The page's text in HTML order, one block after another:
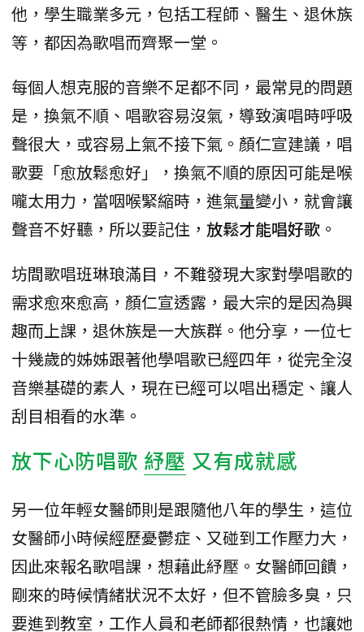
他，學生職業多元，包括工程師、醫生、退休族
等，都因為歌唱而齊聚一堂。
每個人想克服的音樂不足都不同，最常見的問題
是，換氣不順、唱歌容易沒氣，導致演唱時呼吸
聲很大，或容易上氣不接下氣。顏仁宣建議，唱
歌要「愈放鬆愈好」，換氣不順的原因可能是喉
嚨太用力，當咽喉緊縮時，進氣量變小，就會讓
聲音不好聽，所以要記住， 放鬆才能唱好歌 。
坊間歌唱班琳琅滿目，不難發現大家對學唱歌的
需求愈來愈高，顏仁宣透露，最大宗的是因為興
趣而上課，退休族是一大族群。他分享，一位七
十幾歲的姊姊跟著他學唱歌已經四年，從完全沒
音樂基礎的素人，現在已經可以唱出穩定、讓人
刮目相看的水準。
放下心防唱歌 紓壓 又有成就感
另一位年輕女醫師則是跟隨他八年的學生，這位
女醫師小時候經歷憂鬱症、又碰到工作壓力大，
因此來報名歌唱課，想藉此紓壓。女醫師回饋，
剛來的時候情緒狀況不太好，但不管臉多臭，只
要進到教室，工作人員和老師都很熱情，也讓她